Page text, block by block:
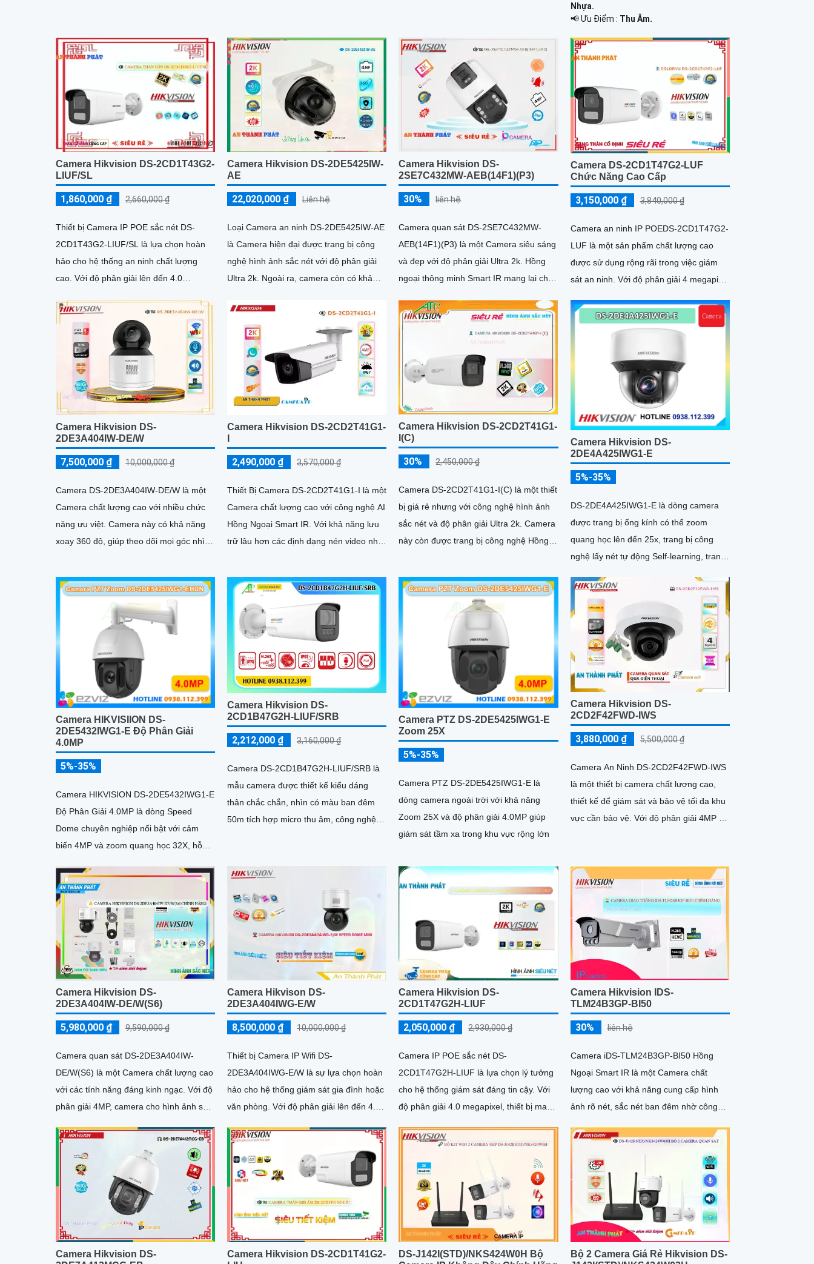
Nhựa.
️📢 Ưu Điểm : Thu Âm.
Camera Hikvision DS-2CD1T43G2-
LIUF/SL
1,860,000 ₫ 2,660,000 ₫
Thiết bị Camera IP POE sắc nét DS-
2CD1T43G2-LIUF/SL là lựa chọn hoàn
hảo cho hệ thống an ninh chất lượng
cao. Với độ phân giải lên đến 4.0
Camera Hikvision DS-2DE5425IW-
AE
22,020,000 ₫ Liên hệ
Loại Camera an ninh DS-2DE5425IW-AE
là Camera hiện đại được trang bị công
nghệ hình ảnh sắc nét với độ phân giải
Ultra 2k. Ngoài ra, camera còn có khả
với hồng ngoại 150m, giúp quan sát hiệu
quả trong điều kiện ánh sáng yếu
Camera Hikvision DS-
2SE7C432MW-AEB(14F1)(P3)
30% liên hệ
Camera quan sát DS-2SE7C432MW-
AEB(14F1)(P3) là một Camera siêu sáng
và đẹp với độ phân giải Ultra 2k. Hồng
ngoại thông minh Smart IR mang lại chất
khả năng hồng ngoại lên đến 150m
Camera DS-2CD1T47G2-LUF
Chức Năng Cao Cấp
3,150,000 ₫ 3,840,000 ₫
Camera an ninh IP POEDS-2CD1T47G2-
LUF là một sản phẩm chất lượng cao
được sử dụng rộng rãi trong việc giám
sát an ninh. Với độ phân giải 4 megapixel
camera này có khả năng ghi lại hình ảnh
sắc nét và chi tiết
Camera Hikvision DS-
2DE3A404IW-DE/W
7,500,000 ₫ 10,000,000 ₫
Camera DS-2DE3A404IW-DE/W là một
Camera chất lượng cao với nhiều chức
năng ưu việt. Camera này có khả năng
xoay 360 độ, giúp theo dõi mọi góc nhìn
Camera Hikvision DS-2CD2T41G1-
2,490,000 ₫ 3,570,000 ₫
Thiết Bị Camera DS-2CD2T41G1-I là một
Camera chất lượng cao với công nghệ AI
Hồng Ngoại Smart IR. Với khả năng lưu
trữ lâu hơn các định dạng nén video như
Camera Hikvision DS-2CD2T41G1-
I(C)
30% 2,450,000 ₫
Camera DS-2CD2T41G1-I(C) là một thiết
bị giá rẻ nhưng với công nghệ hình ảnh
sắc nét và độ phân giải Ultra 2k. Camera
này còn được trang bị công nghệ Hồng
Camera Hikvision DS-
2DE4A425IWG1-E
5%-35%
DS-2DE4A425IWG1-E là dòng camera
được trang bị ống kính có thể zoom
quang học lên đến 25x, trang bị công
nghệ lấy nét tự động Self-learning, trang
hợp AcuSearch khi kết hợp chung với
đầu ghi hình, nhìn ban đêm bằng hồng
ngoại 50m
Camera HIKVISIION DS-
2DE5432IWG1-E Độ Phân Giải
4.0MP
5%-35%
Camera HIKVISION DS-2DE5432IWG1-E
Độ Phân Giải 4.0MP là dòng Speed
Dome chuyên nghiệp nổi bật với cảm
biến 4MP và zoom quang học 32X, hỗ
Camera Hikvision DS-
2CD1B47G2H-LIUF/SRB
2,212,000 ₫ 3,160,000 ₫
Camera DS-2CD1B47G2H-LIUF/SRB là
mẫu camera được thiết kế kiểu dáng
thân chắc chắn, nhìn có màu ban đêm
50m tích hợp micro thu âm, công nghệ
4.0MP
Camera PTZ DS-2DE5425IWG1-E
Zoom 25X
5%-35%
Camera PTZ DS-2DE5425IWG1-E là
dòng camera ngoài trời với khả năng
Zoom 25X và độ phân giải 4.0MP giúp
giám sát tầm xa trong khu vực rộng lớn
Camera Hikvision DS-
2CD2F42FWD-IWS
3,880,000 ₫ 5,500,000 ₫
Camera An Ninh DS-2CD2F42FWD-IWS
là một thiết bị camera chất lượng cao,
thiết kế để giám sát và bảo vệ tối đa khu
vực cần bảo vệ. Với độ phân giải 4MP và
vời
Camera Hikvision DS-
2DE3A404IW-DE/W(S6)
5,980,000 ₫ 9,590,000 ₫
Camera quan sát DS-2DE3A404IW-
DE/W(S6) là một Camera chất lượng cao
với các tính năng đáng kinh ngạc. Với độ
phân giải 4MP, camera cho hình ảnh sắc
Camera Hikvison DS-
2DE3A404IWG-E/W
8,500,000 ₫ 10,000,000 ₫
Thiết bị Camera IP Wifi DS-
2DE3A404IWG-E/W là sự lựa chọn hoàn
hảo cho hệ thống giám sát gia đình hoặc
văn phòng. Với độ phân giải lên đến 4.0
Camera Hikvision DS-
2CD1T47G2H-LIUF
2,050,000 ₫ 2,930,000 ₫
Camera IP POE sắc nét DS-
2CD1T47G2H-LIUF là lựa chọn lý tưởng
cho hệ thống giám sát đáng tin cậy. Với
độ phân giải 4.0 megapixel, thiết bị mang
Camera Hikvision IDS-
TLM24B3GP-BI50
30% liên hệ
Camera iDS-TLM24B3GP-BI50 Hồng
Ngoại Smart IR là một Camera chất
lượng cao với khả năng cung cấp hình
ảnh rõ nét, sắc nét ban đêm nhờ công
đặc...
Camera Hikvision DS-
Camera Hikvision DS-2CD1T41G2-
DS-J142I(STD)/NKS424W0H Bộ
Bộ 2 Camera Giá Rẻ Hikvision DS-